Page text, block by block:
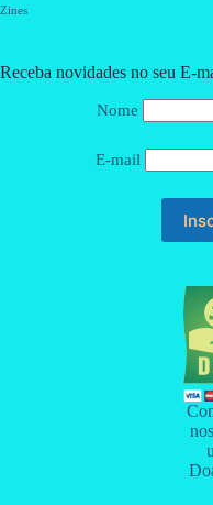
Zines
Receba novidades no seu E-
Nome
E-mail